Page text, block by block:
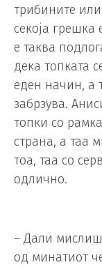
трибините
секоја
е таква
дека топката
еден начин, а
забрзува.
топки со
страна, а таа
тоа, таа со
одлично.
– Дали мислиш
од минатиот